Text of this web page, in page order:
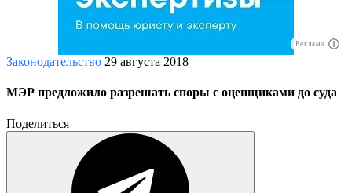
Реклама
Законодательство 29 августа 2018
МЭР предложило разрешать споры с оценщиками до суда
Поделиться